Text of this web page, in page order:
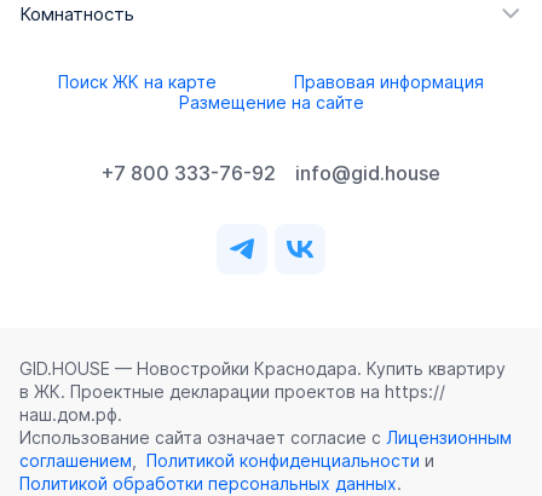
Комнатность
Поиск ЖК на карте
Правовая информация
Размещение на сайте
+7 800 333-76-92 info@gid.house
GID.HOUSE — Новостройки Краснодара. Купить квартиру
в ЖК. Проектные декларации проектов на https://
наш.дом.рф.
Использование сайта означает согласие с Лицензионным
соглашением, Политикой конфиденциальности и
Политикой обработки персональных данных.